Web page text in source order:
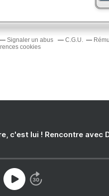
Signaler un abus C.G.U.
cookies
c'est lui ! Rencontre avec